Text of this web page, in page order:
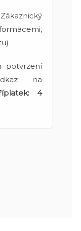
potvrzení
na
4